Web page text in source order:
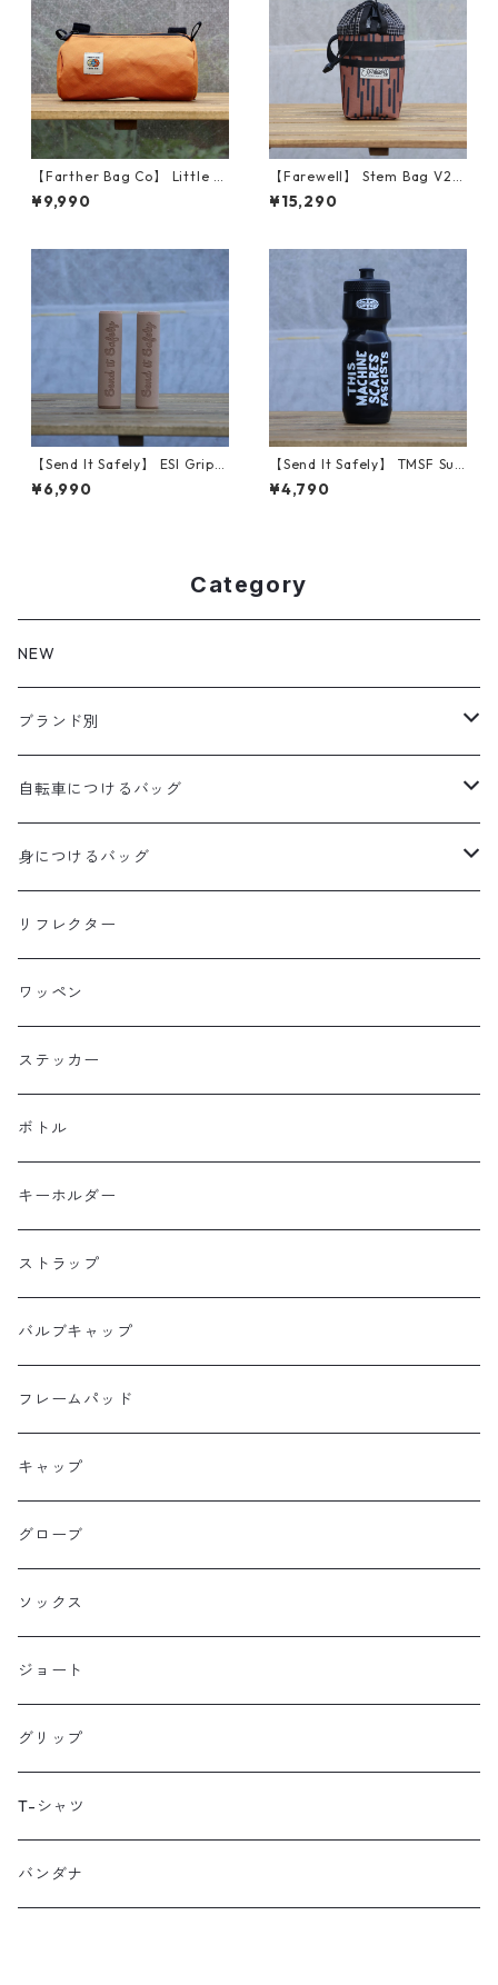
【Farther Bag Co】 Little T
ube (Marigold)
¥9,990
【Farewell】 Stem Bag V2
（Brawn Rain Camo）
¥15,290
【Send It Safely】 ESI Grips
(SENDY NATL FOREST TAN)
¥6,990
【Send It Safely】 TMSF Sug
arcane Bottles
¥4,790
Category
NEW
ブランド別
aldr works
B3
Baby Legs Bags
Bike Friday
BOGEWORKS
Burrito House Original
CAMELCHOPS
Dripper cycle
Ellum Bag Works
Farewell
Farther Bag Co
HANDUP
HMPL
Loophole Bags
Lords Luggage
LUGS NOT DRUGS
MECHANIX WEAR
自転車につけるバッグ
WALD 用バッグ
ハンドルバーバッグ
トップチューブバッグ
フォークバッグ
ステムバッグ
フレームバッグ
ドリンクバッグ
リアトップチューブバッグ
サドルバッグ
身につけるバッグ
ヒップバッグ
トートバッグ
サコッシュ
ポーチ・財布
バックパック
リフレクター
ワッペン
ステッカー
ボトル
キーホルダー
ストラップ
バルブキャップ
フレームパッド
キャップ
グローブ
ソックス
ジョート
グリップ
T-シャツ
バンダナ